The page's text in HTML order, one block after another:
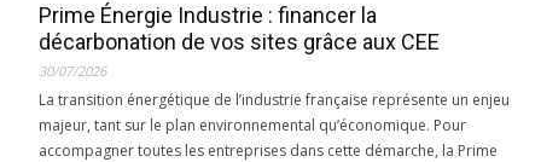
Prime Énergie Industrie : financer la
décarbonation de vos sites grâce aux CEE
30/07/2026
La transition énergétique de l’industrie française représente un enjeu
majeur, tant sur le plan environnemental qu’économique. Pour
accompagner toutes les entreprises dans cette démarche, la Prime